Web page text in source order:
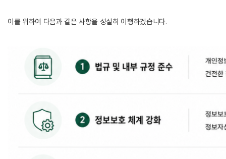
이를 위하여 다음과 같은 사항을 성실히 이행하겠습니다.